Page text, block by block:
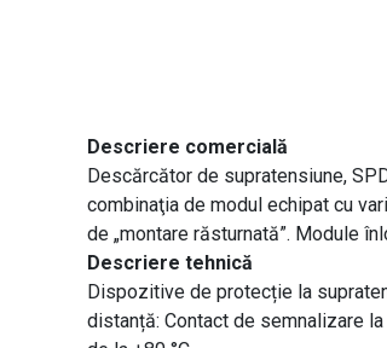
Descriere comercială
Descărcător de supratensiune,
combinaţia de modul echipat cu
de „montare răsturnată”. Module
Descriere tehnică
Dispozitive de protecție la
distanță: Contact de semnalizare